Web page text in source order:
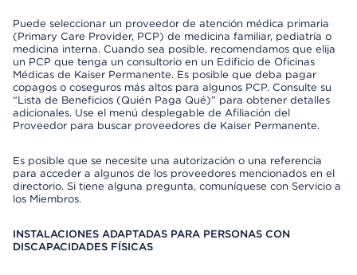
Puede seleccionar un proveedor de atención médica primaria
(Primary Care Provider, PCP) de medicina familiar, pediatría o
medicina interna. Cuando sea posible, recomendamos que elija
un PCP que tenga un consultorio en un Edificio de Oficinas
Médicas de Kaiser Permanente. Es posible que deba pagar
copagos o coseguros más altos para algunos PCP. Consulte su
“Lista de Beneficios (Quién Paga Qué)” para obtener detalles
adicionales. Use el menú desplegable de Afiliación del
Proveedor para buscar proveedores de Kaiser Permanente.
Es posible que se necesite una autorización o una referencia
para acceder a algunos de los proveedores mencionados en el
directorio. Si tiene alguna pregunta, comuníquese con Servicio a
los Miembros.
INSTALACIONES ADAPTADAS PARA PERSONAS CON
DISCAPACIDADES FÍSICAS